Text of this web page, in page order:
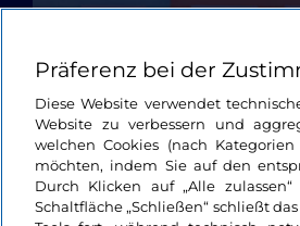
Präferenz bei der
Diese Website verwendet
Website zu verbessern und
welchen Cookies (nach
möchten, indem Sie auf den
Durch Klicken auf „Alle
Schaltfläche „Schließen“ schließt